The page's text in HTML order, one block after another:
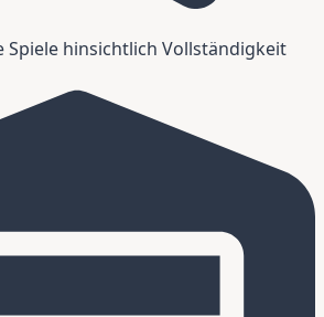
Spiele hinsichtlich Vollständigkeit